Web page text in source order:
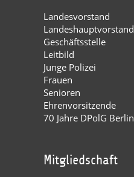
Landesvorstand
Landeshauptvorstand
Geschäftsstelle
Leitbild
Junge Polizei
Frauen
Senioren
Ehrenvorsitzende
70 Jahre DPolG Berlin
Mitgliedschaft